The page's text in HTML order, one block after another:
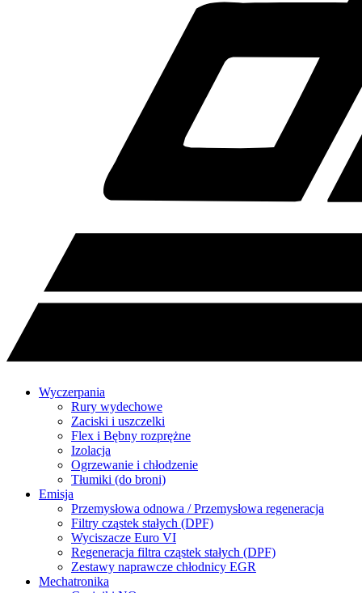
Wyczerpania
Rury wydechowe
Zaciski i uszczelki
Flex i Bębny rozprężne
Izolacja
Ogrzewanie i chłodzenie
Tłumiki (do broni)
Emisja
Przemysłowa odnowa / Przemysłowa regeneracja
Filtry cząstek stałych (DPF)
Wyciszacze Euro VI
Regeneracja filtra cząstek stałych (DPF)
Zestawy naprawcze chłodnicy EGR
Mechatronika